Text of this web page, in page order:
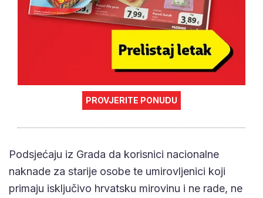
PROVJERITE PONUDU
Podsjećaju iz Grada da korisnici nacionalne
naknade za starije osobe te umirovljenici koji
primaju isključivo hrvatsku mirovinu i ne rade, ne